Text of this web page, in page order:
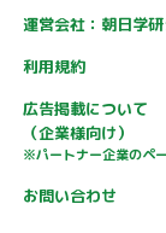
運営会社：朝日学
利用規約
広告掲載について
（企業様向け）
※パートナー企業のペ
お問い合わせ